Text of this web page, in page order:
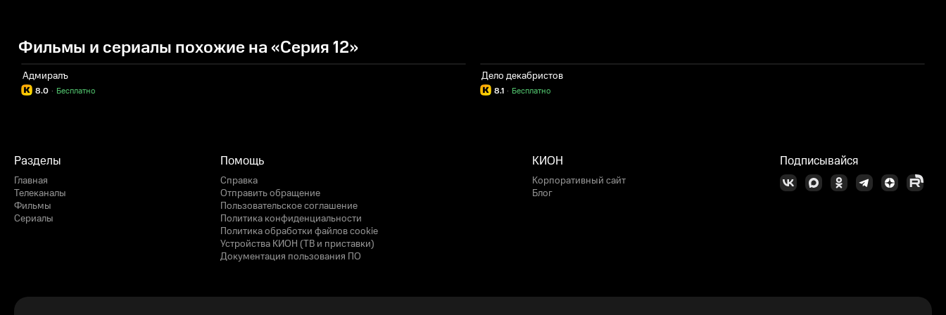
Фильмы и сериалы похожие на «Серия 12»
Адмиралъ
8.0 Бесплатно
·
Дело декабристов
8.1 Бесплатно
·
Разделы
Главная
Телеканалы
Фильмы
Сериалы
Помощь
Справка
Отправить обращение
Пользовательское соглашение
Политика конфиденциальности
Политика обработки файлов cookie
Устройства КИОН (ТВ и приставки)
Документация пользования ПО
КИОН
Корпоративный сайт
Блог
Подписывайся